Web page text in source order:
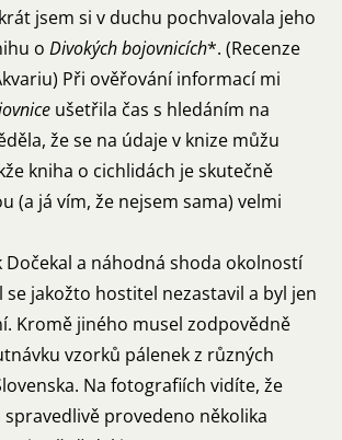
jsem si v duchu pochvalovala jeho
o Divokých bojovnicích*. (Recenze
) Při ověřování informací mi
ušetřila čas s hledáním na
že se na údaje v knize můžu
kniha o cichlidách je skutečně
(a já vím, že nejsem sama) velmi
Dočekal a náhodná shoda okolností
se jakožto hostitel nezastavil a byl jen
Kromě jiného musel zodpovědně
vzorků pálenek z různých
Na fotografiích vidíte, že
provedeno několika